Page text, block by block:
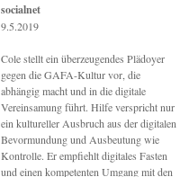
socialnet
9.5.2019
Cole stellt ein überzeugendes Plädoyer
gegen die GAFA-Kultur vor, die
abhängig macht und in die digitale
Vereinsamung führt. Hilfe verspricht nur
ein kultureller Ausbruch aus der digitalen
Bevormundung und Ausbeutung wie
Kontrolle. Er empfiehlt digitales Fasten
und einen kompetenten Umgang mit den